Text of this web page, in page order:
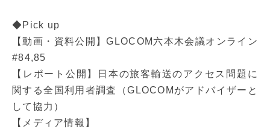
◆Pick up
【動画・資料公開】GLOCOM六本木会議オンライン
#84,85
【レポート公開】日本の旅客輸送のアクセス問題に
関する全国利用者調査（GLOCOMがアドバイザーと
して協力）
【メディア情報】